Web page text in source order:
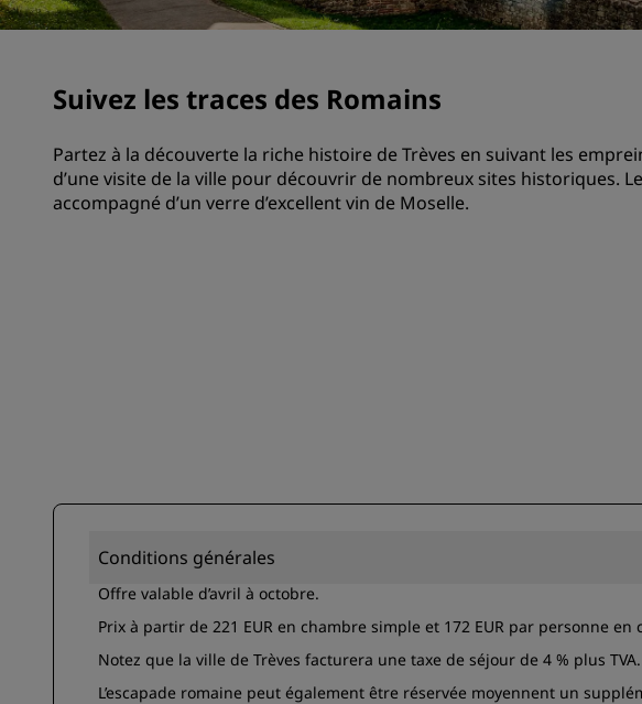
Suivez les traces des Romains
Partez à la découverte la riche histoire de Trèves en suivant les
d’une visite de la ville pour découvrir de nombreux sites historiques.
accompagné d’un verre d’excellent vin de Moselle.
Conditions générales
Offre valable d’avril à octobre.
Prix à partir de 221 EUR en chambre simple et 172 EUR par personne en
Notez que la ville de Trèves facturera une taxe de séjour de 4 % plus TVA.
L’escapade romaine peut également être réservée moyennent un